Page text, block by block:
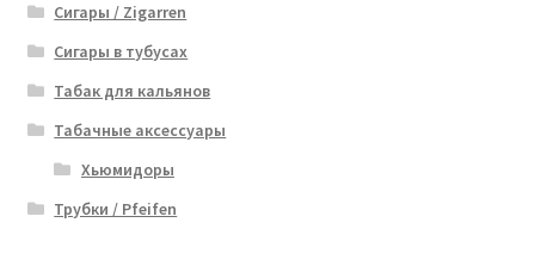
Сигары / Zigarren
Сигары в тубусах
Табак для кальянов
Табачные аксессуары
Хьюмидоры
Трубки / Pfeifen